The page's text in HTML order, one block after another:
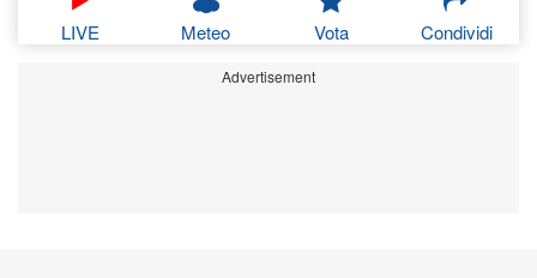
LIVE Meteo Vota Condividi
Advertisement